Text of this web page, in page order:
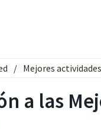
/ Mejores
a las